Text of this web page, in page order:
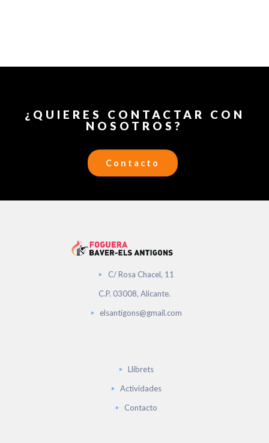
¿QUIERES CONTACTAR CON
NOSOTROS?
Contacto
C/ Rosa Chacel, 11
C.P. 03008, Alicante.
elsantigons@gmail.com
Llibrets
Actividades
Contacto